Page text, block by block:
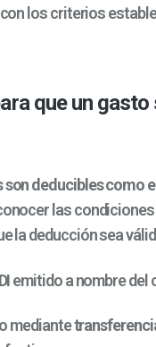
los criterios
que un gasto
son deducibles como
las condiciones
la deducción sea
emitido a nombre del
mediante